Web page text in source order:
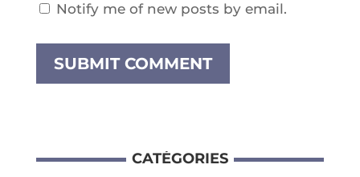
Notify me of new posts by email.
CATÉ­GO­RIES